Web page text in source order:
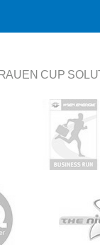
CUP